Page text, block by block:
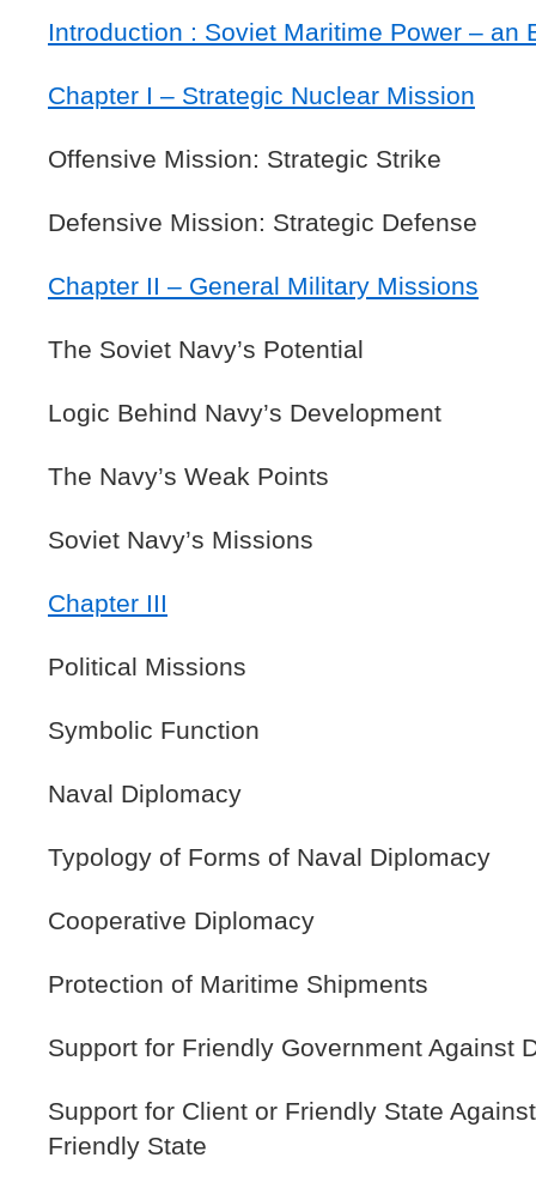
Introduction : Soviet Maritime Power – an
Chapter I – Strategic Nuclear Mission
Offensive Mission: Strategic Strike
Defensive Mission: Strategic Defense
Chapter II – General Military Missions
The Soviet Navy’s Potential
Logic Behind Navy’s Development
The Navy’s Weak Points
Soviet Navy’s Missions
Chapter III
Political Missions
Symbolic Function
Naval Diplomacy
Typology of Forms of Naval Diplomacy
Cooperative Diplomacy
Protection of Maritime Shipments
Support for Friendly Government Against
Support for Client or Friendly State
Friendly State